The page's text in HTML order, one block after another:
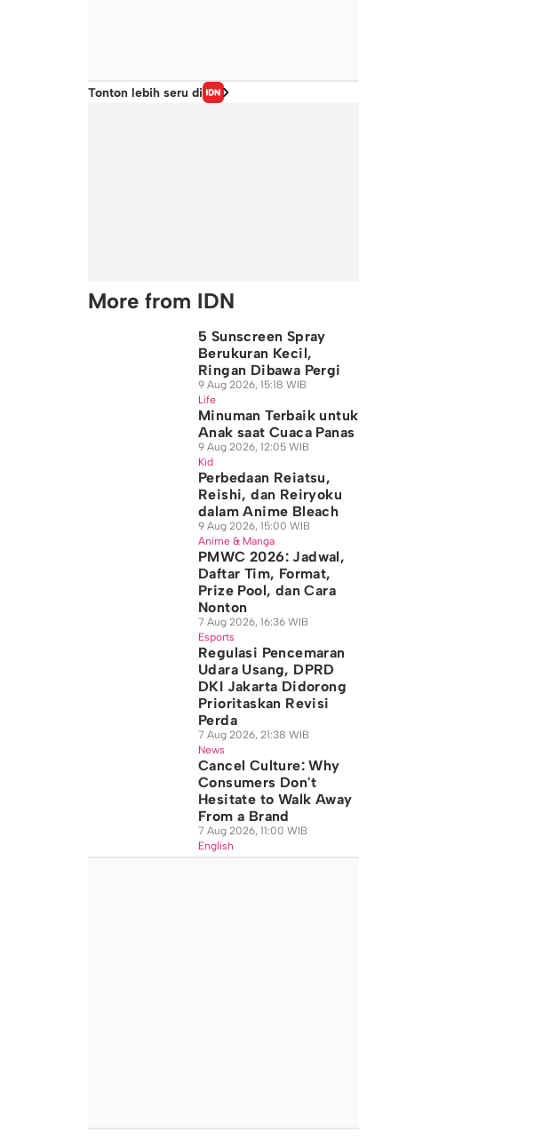
Tonton lebih seru di
More from IDN
5 Sunscreen Spray
Berukuran Kecil,
Ringan Dibawa Pergi
9 Aug 2026, 15:18 WIB
Life
Minuman Terbaik untuk
Anak saat Cuaca Panas
9 Aug 2026, 12:05 WIB
Kid
Perbedaan Reiatsu,
Reishi, dan Reiryoku
dalam Anime Bleach
9 Aug 2026, 15:00 WIB
Anime & Manga
PMWC 2026: Jadwal,
Daftar Tim, Format,
Prize Pool, dan Cara
Nonton
7 Aug 2026, 16:36 WIB
Esports
Regulasi Pencemaran
Udara Usang, DPRD
DKI Jakarta Didorong
Prioritaskan Revisi
Perda
7 Aug 2026, 21:38 WIB
News
Cancel Culture: Why
Consumers Don't
Hesitate to Walk Away
From a Brand
7 Aug 2026, 11:00 WIB
English